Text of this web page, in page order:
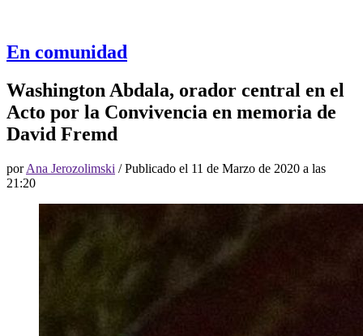
En comunidad
Washington Abdala, orador central en el
Acto por la Convivencia en memoria de
David Fremd
porAna Jerozolimski / Publicado el 11 de Marzo de 2020 a las
21:20